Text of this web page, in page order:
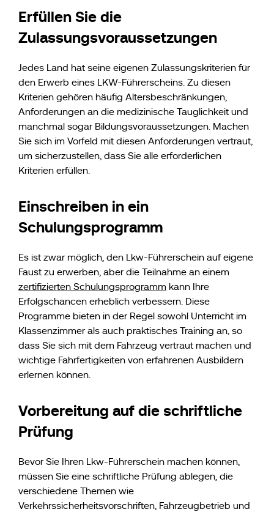
Erfüllen Sie die
Zulassungsvoraussetzungen
Jedes Land hat seine eigenen Zulassungskriterien für
den Erwerb eines LKW-Führerscheins. Zu diesen
Kriterien gehören häufig Altersbeschränkungen,
Anforderungen an die medizinische Tauglichkeit und
manchmal sogar Bildungsvoraussetzungen. Machen
Sie sich im Vorfeld mit diesen Anforderungen vertraut,
um sicherzustellen, dass Sie alle erforderlichen
Kriterien erfüllen.
Einschreiben in ein
Schulungsprogramm
Es ist zwar möglich, den Lkw-Führerschein auf eigene
Faust zu erwerben, aber die Teilnahme an einem
zertifizierten Schulungsprogramm kann Ihre
Erfolgschancen erheblich verbessern. Diese
Programme bieten in der Regel sowohl Unterricht im
Klassenzimmer als auch praktisches Training an, so
dass Sie sich mit dem Fahrzeug vertraut machen und
wichtige Fahrfertigkeiten von erfahrenen Ausbildern
erlernen können.
Vorbereitung auf die schriftliche
Prüfung
Bevor Sie Ihren Lkw-Führerschein machen können,
müssen Sie eine schriftliche Prüfung ablegen, die
verschiedene Themen wie
Verkehrssicherheitsvorschriften, Fahrzeugbetrieb und